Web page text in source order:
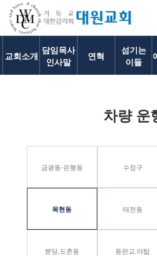
담임목사 인사말
2010~2019
2020~2023
교회소개 담임목사
인사말
연혁
섬기는
이들
차량 운
금광동-은행동 수정구
목현동 태전동
분당,도촌동 동판교,야탑